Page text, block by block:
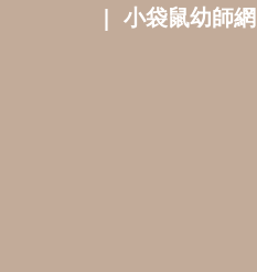
小袋鼠幼師網